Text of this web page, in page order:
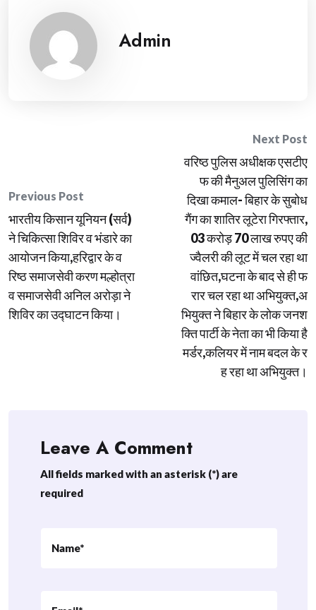
Admin
Previous Post
भारतीय किसान यूनियन (सर्व)
ने चिकित्सा शिविर व भंडारे का
आयोजन किया,हरिद्वार के व
रिष्ठ समाजसेवी करण मल्होत्रा
व समाजसेवी अनिल अरोड़ा ने
शिविर का उद्घाटन किया।
Next Post
वरिष्ठ पुलिस अधीक्षक एसटीए
फ की मैनुअल पुलिसिंग का
दिखा कमाल- बिहार के सुबोध
गैंग का शातिर लूटेरा गिरफ्तार,
03 करोड़ 70 लाख रुपए की
ज्वैलरी की लूट में चल रहा था
वांछित,घटना के बाद से ही फ
रार चल रहा था अभियुक्त,अ
भियुक्त ने बिहार के लोक जनश
क्ति पार्टी के नेता का भी किया है
मर्डर,कलियर में नाम बदल के र
ह रहा था अभियुक्त।
Leave A Comment
All fields marked with an asterisk (*) are
required